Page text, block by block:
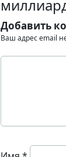
Добавить
Ваш адрес email